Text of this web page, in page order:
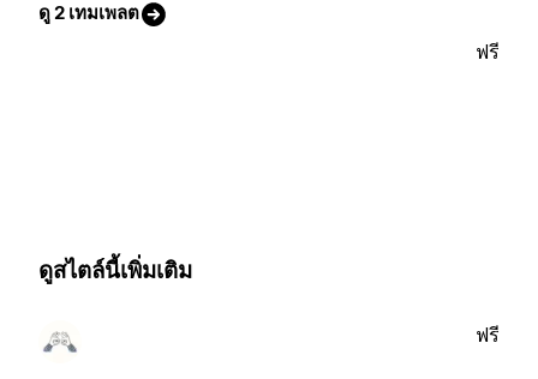
ดู 2 เทมเพลต
ฟรี
ดูสไตล์นี้เพิ่มเติม
ฟรี